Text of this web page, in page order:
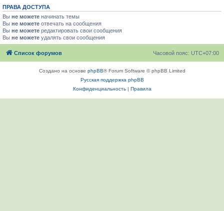
ПРАВА ДОСТУПА
Вы не можете начинать темы
Вы не можете отвечать на сообщения
Вы не можете редактировать свои сообщения
Вы не можете удалять свои сообщения
Список форумов Часовой пояс: UTC+07:00
Создано на основе phpBB® Forum Software © phpBB Limited
Русская поддержка phpBB
Конфиденциальность| Правила